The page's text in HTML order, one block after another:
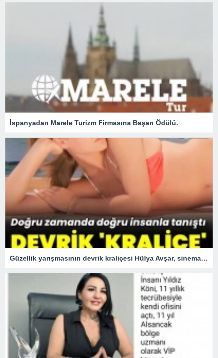
İspanyadan Marele Turizm Firmasına Başarı Ödülü.
Güzellik yarışmasının devrik kraliçesi Hülya Avşar, sinemanın kraliçesi oldu.